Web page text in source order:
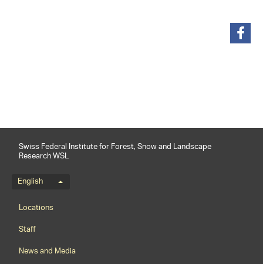
Swiss Federal Institute for Forest, Snow and Landscape
Research WSL
Language menu
English
Footernavigation
Locations
Staff
News and Media